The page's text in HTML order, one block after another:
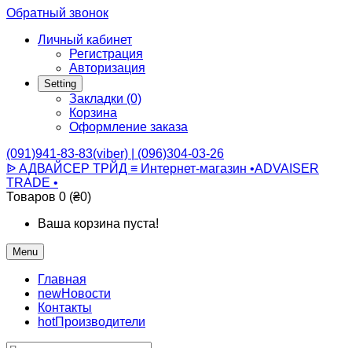
Обратный звонок
Личный кабинет
Регистрация
Авторизация
Setting
Закладки (0)
Корзина
Оформление заказа
(091)941-83-83(viber) | (096)304-03-26
ᐉ АДВАЙСЕР ТРЙД ≡ Интернет-магазин •ADVAISER
TRADE •
Товаров 0 (₴0)
Ваша корзина пуста!
Menu
Главная
newНовости
Контакты
hotПроизводители